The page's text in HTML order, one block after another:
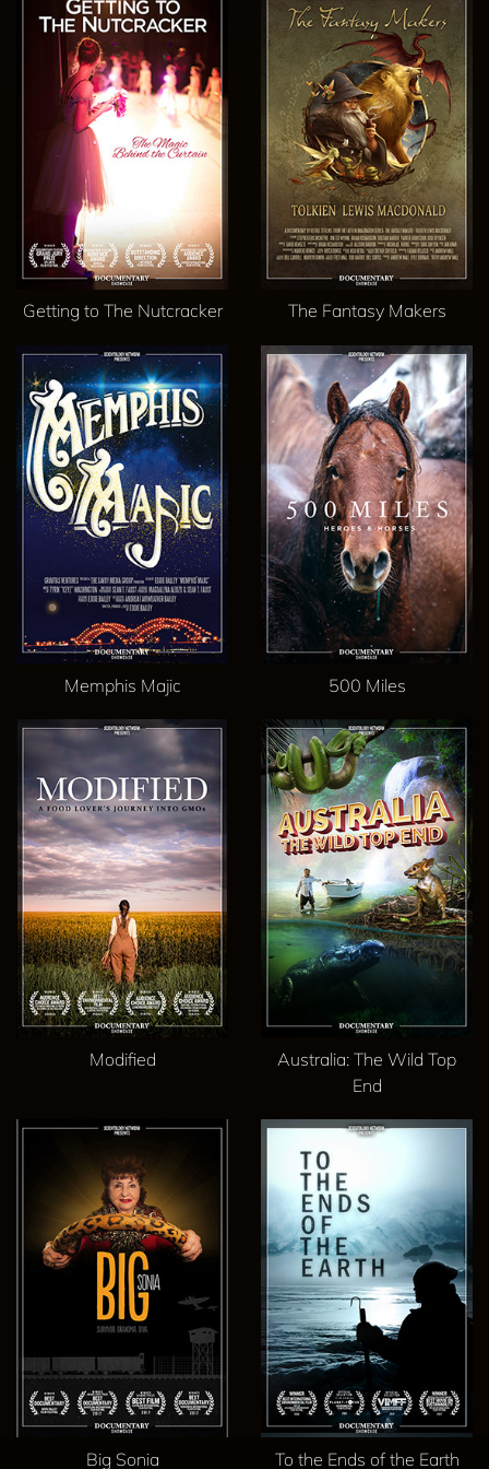
Getting to The Nutcracker The Fantasy Makers
Memphis Majic 500 Miles
Modified
Australia: The Wild Top
End
Big Sonia To the Ends of the Earth